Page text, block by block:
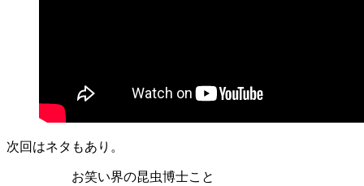
次回はネタもあり。
お笑い界の昆虫博士こと